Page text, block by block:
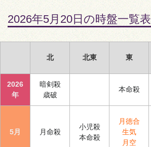
2026年5月20日の時盤一覧表
北 北東 東
2026
年
暗剣殺
歳破
本命殺
5月 月命殺
小児殺
本命殺
月徳合
生気
月空